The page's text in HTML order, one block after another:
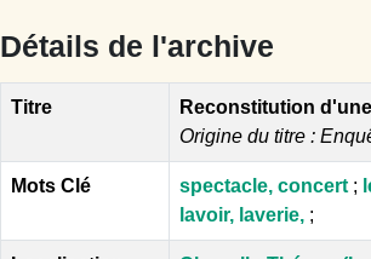
Détails de l'archive
Titre
Reconstitution
Origine du titre :
Mots Clé spectacle, concert ;
lavoir, laverie, ;